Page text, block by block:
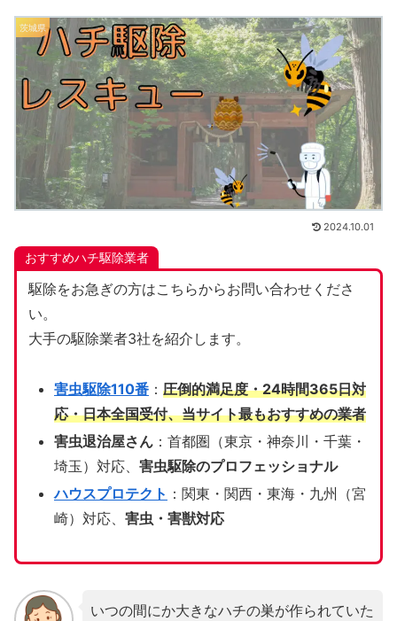
茨城県
2024.10.01
おすすめハチ駆除業者
駆除をお急ぎの方はこちらからお問い合わせくださ
い。
大手の駆除業者3社を紹介します。
害虫駆除110番： 圧倒的満足度・24時間365日対
応・日本全国受付、当サイト最もおすすめの業者
害虫退治屋さん：首都圏（東京・神奈川・千葉・
埼玉）対応、 害虫駆除のプロフェッショナル
ハウスプロテクト ：関東・関西・東海・九州（宮
崎）対応、 害虫・害獣対応
いつの間にか大きなハチの巣が作られていた